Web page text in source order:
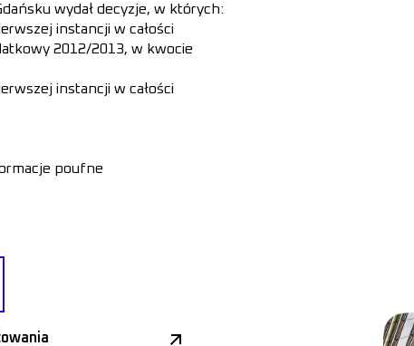
wydał decyzje, w których:
instancji w całości
2012/2013, w kwocie
instancji w całości
poufne